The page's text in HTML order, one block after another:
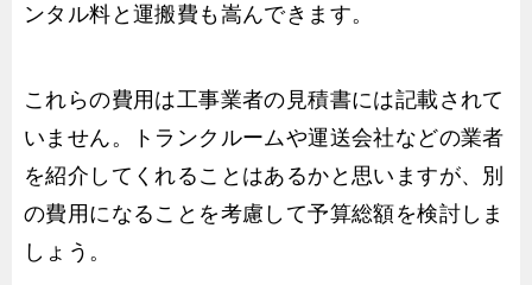
ンタル料と運搬費も嵩んできます。
これらの費用は工事業者の見積書には記載されて
いません。トランクルームや運送会社などの業者
を紹介してくれることはあるかと思いますが、別
の費用になることを考慮して予算総額を検討しま
しょう。